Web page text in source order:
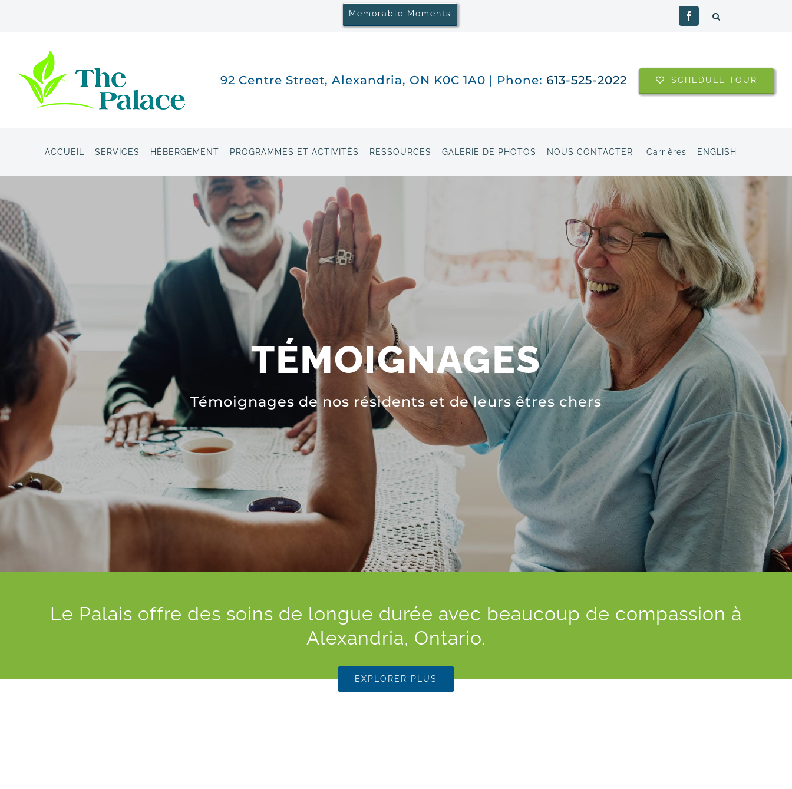
Memorable Moments
Facebook
92 Centre Street, Alexandria, ON K0C 1A0 | Phone: 613-525-2022 SCHEDULE TOUR
ACCUEIL SERVICES HÉBERGEMENT PROGRAMMES ET ACTIVITÉS RESSOURCES GALERIE DE PHOTOS NOUS CONTACTER Carrières ENGLISH
TÉMOIGNAGES
Témoignages de nos résidents et de leurs êtres chers
Le Palais offre des soins de longue durée avec beaucoup de compassion à
Alexandria, Ontario.
EXPLORER PLUS